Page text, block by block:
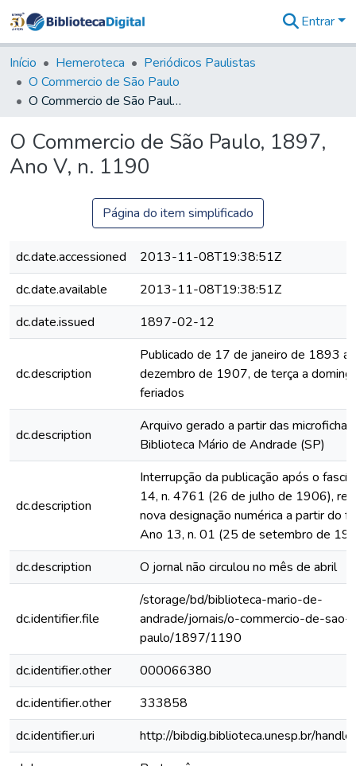
&
Coleções
Tudo na
Biblioteca
Estatísticas
Entrar
Início Hemeroteca
Periódicos Paulistas
O Commercio de São Paulo
O Commercio de São Paulo, 1897, Ano V, n. 1190
O Commercio de São Paulo, 1897,
Ano V, n. 1190
Página do item simplificado
dc.date.accessioned
2013-11-08T19:38:51Z
dc.date.available
2013-11-08T19:38:51Z
dc.date.issued
1897-02-12
dc.description
Publicado de 17 de janeiro de 1893 a
dezembro de 1907, de terça a
feriados
dc.description
Arquivo gerado a partir das
Biblioteca Mário de Andrade (SP)
dc.description
Interrupção da publicação após o
14, n. 4761 (26 de julho de 1906),
nova designação numérica a partir do
Ano 13, n. 01 (25 de setembro de
dc.description
O jornal não circulou no mês de abril
dc.identifier.file
/storage/bd/biblioteca-mario-de-
andrade/jornais/o-commercio-de-sao-
paulo/1897/1190
dc.identifier.other
000066380
dc.identifier.other
333858
dc.identifier.uri
http://bibdig.biblioteca.unesp.br/